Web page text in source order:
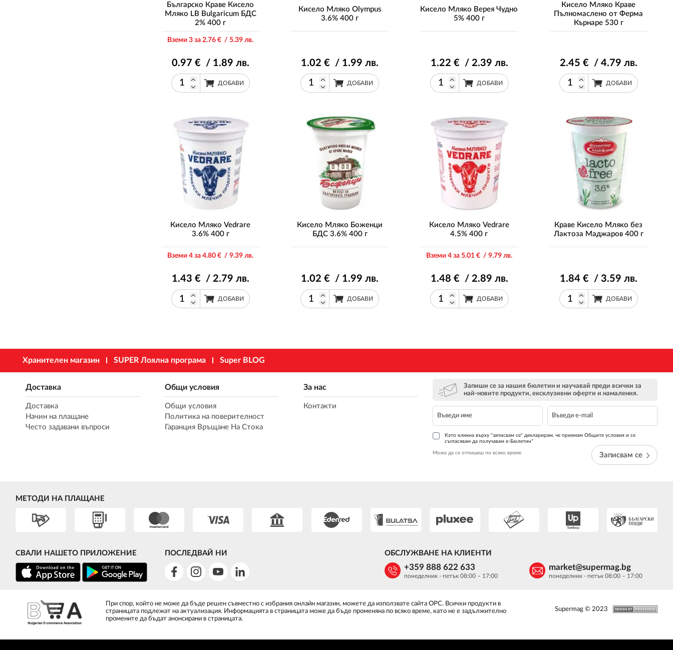
Българско Краве Кисело
Мляко LB Bulgaricum БДС
2% 400 г
Вземи 3 за 2.76 € / 5.39 лв.
0.97 € / 1.89 лв.
ДОБАВИ
Кисело Мляко Olympus
3.6% 400 г
1.02 € / 1.99 лв.
ДОБАВИ
Кисело Мляко Верея Чудно
5% 400 г
1.22 € / 2.39 лв.
ДОБАВИ
Кисело Мляко Краве
Пълномаслено от Ферма
Кърнаре 530 г
2.45 € / 4.79 лв.
ДОБАВИ
Кисело Мляко Vedrare
3.6% 400 г
Вземи 4 за 4.80 € / 9.39 лв.
1.43 € / 2.79 лв.
ДОБАВИ
Кисело Мляко Боженци
БДС 3.6% 400 г
1.02 € / 1.99 лв.
ДОБАВИ
Кисело Мляко Vedrare
4.5% 400 г
Вземи 4 за 5.01 € / 9.79 лв.
1.48 € / 2.89 лв.
ДОБАВИ
Краве Кисело Мляко без
Лактоза Маджаров 400 г
1.84 € / 3.59 лв.
ДОБАВИ
Хранителен магазин SUPER Лоялна програма Super BLOG
Доставка
Доставка
Начин на плащане
Често задавани въпроси
Общи условия
Общи условия
Политика на поверителност
Гаранция Връщане На Стока
За нас
Контакти
Запиши се за нашия бюлетин и научавай преди всички за
най-новите продукти, ексклузивни оферти и намаления.
Като кликна върху "записвам се" декларирам, че приемам Общите условия и се
съгласявам да получавам е-Бюлетин*
Може да се отпишеш по всяко време Записвам се
МЕТОДИ НА ПЛАЩАНЕ
СВАЛИ НАШЕТО ПРИЛОЖЕНИЕ ПОСЛЕДВАЙ НИ ОБСЛУЖВАНЕ НА КЛИЕНТИ
+359 888 622 633
понеделник - петък 08:00 – 17:00
market@supermag.bg
понеделник - петък 08:00 – 17:00
При спор, който не може да бъде решен съвместно с избрания онлайн магазин, можете да използвате сайта ОРС. Всички продукти в
страницата подлежат на актуализация. Информацията в страницата може да бъде променяна по всяко време, като не е задължително
промените да бъдат анонсирани в страницата.
Supermag © 2023